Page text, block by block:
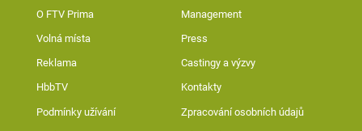
O FTV Prima Management
Volná místa Press
Reklama Castingy a výzvy
HbbTV Kontakty
Podmínky užívání Zpracování osobních údajů